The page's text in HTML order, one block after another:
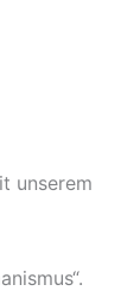
unserem